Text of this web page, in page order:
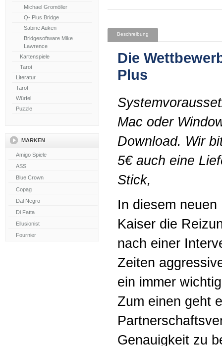
Michael Gromöller
Q- Plus Bridge
Sabine Auken
Bridgesoftware Mike
Lawrence
Kartenspiele
Tarot
Literatur
Tarot
Würfel
Puzzle
MARKEN
Beschreibung
Die
Plus
Mac oder
Download. Wir
5€ auch eine
Stick,
In diesem
Kaiser die
nach einer
Zeiten
ein immer
Zum einen geht
Genauigkeit zu